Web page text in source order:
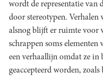
wordt de representatie van
door stereotypen. Verhalen
alsnog blijft er ruimte voor
schrappen soms elementen
een verhaallijn omdat ze in
geaccepteerd worden,